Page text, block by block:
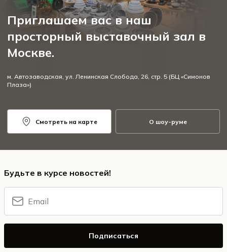
Приглашаем вас в наш
просторный выставочный зал в
Москве.
м. Автозаводская, ул. Ленинская Слобода, 26, стр. 5 (БЦ «Симонов
Плаза»)
Смотреть на карте О шоу-руме
Будьте в курсе новостей!
Подписаться